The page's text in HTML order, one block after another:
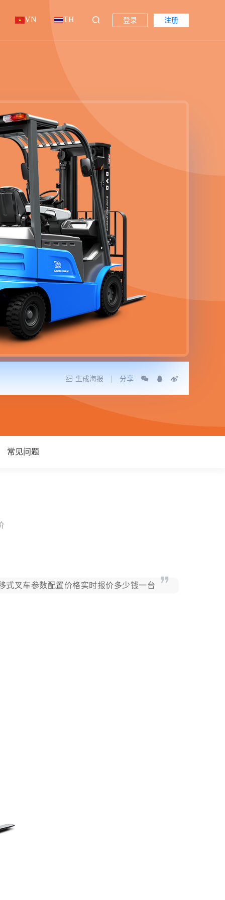
VN TH 登录 注册
生成海报 分享
常见问题
式叉车参数配置价格实时报价多少钱一台